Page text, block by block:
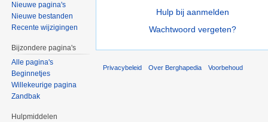
Hulp bij aanmelden
Wachtwoord vergeten?
Nieuwe pagina's
Nieuwe bestanden
Recente wijzigingen
Bijzondere pagina's
Alle pagina's
Beginnetjes
Willekeurige pagina
Zandbak
Hulpmiddelen
Privacybeleid Over Berghapedia Voorbehoud